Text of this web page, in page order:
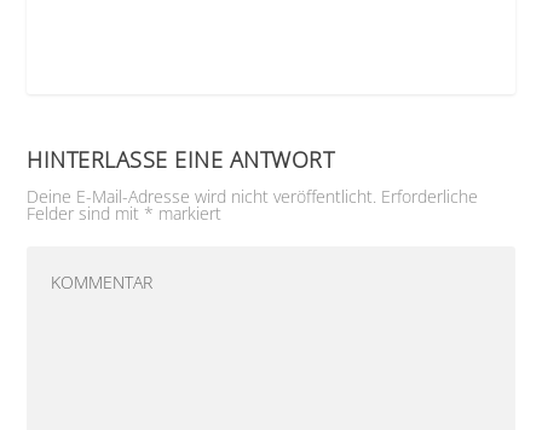
HINTERLASSE EINE ANTWORT
Deine E-Mail-Adresse wird nicht veröffentlicht. Erforderliche
Felder sind mit * markiert